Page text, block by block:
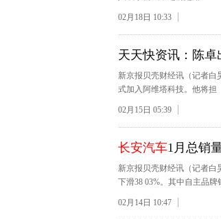
02月18日 10:33
天天快资讯：陈
新京报贝壳财经讯（记者白
式加入阿维塔科技。他将担
02月15日 05:39
长安汽车1月总销
新京报贝壳财经讯（记者白
下滑38 03%。其中自主品牌
02月14日 10:47